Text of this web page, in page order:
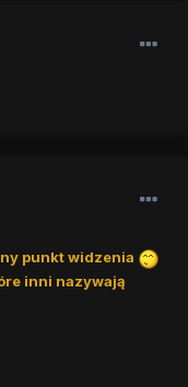
punkt widzenia
inni nazywają